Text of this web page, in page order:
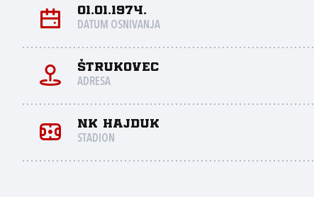
01.01.1974.
DATUM OSNIVANJA
Štrukovec
ADRESA
NK Hajduk
STADION